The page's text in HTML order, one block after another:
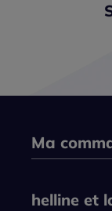
Ma
helline et